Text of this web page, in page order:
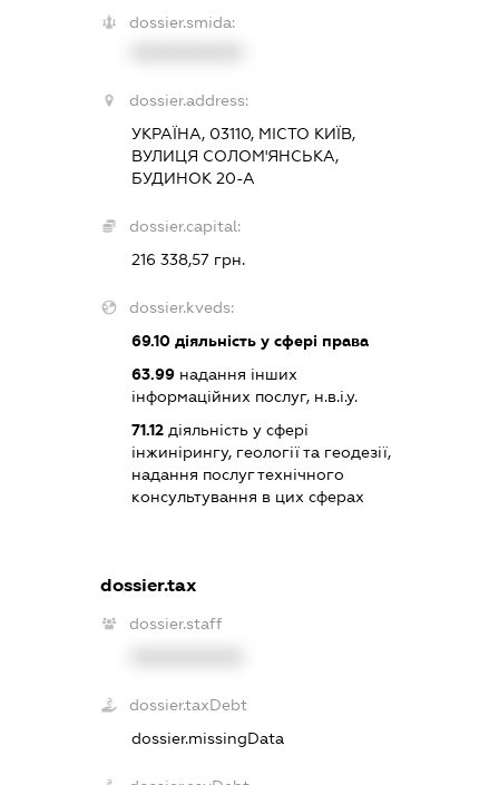
dossier.smida:
dossier.address:
УКРАЇНА, 03110, МІСТО КИЇВ,
ВУЛИЦЯ СОЛОМ'ЯНСЬКА,
БУДИНОК 20-А
dossier.capital:
216 338,57 грн.
dossier.kveds:
69.10 діяльність у сфері права
63.99 надання інших
інформаційних послуг, н.в.і.у.
71.12 діяльність у сфері
інжинірингу, геології та геодезії,
надання послуг технічного
консультування в цих сферах
dossier.tax
dossier.staff
dossier.taxDebt
dossier.missingData